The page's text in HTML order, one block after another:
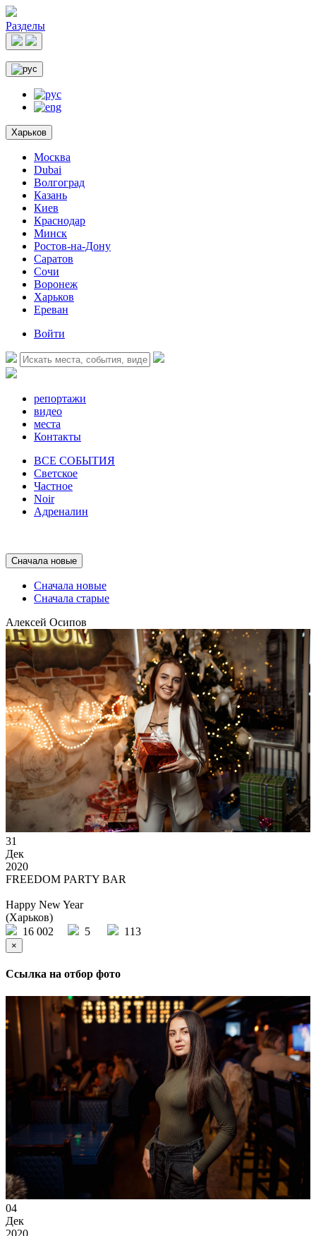
Разделы
Харьков
Москва
Dubai
Волгоград
Казань
Киев
Краснодар
Минск
Ростов-на-Дону
Саратов
Сочи
Воронеж
Харьков
Ереван
Войти
репортажи
видео
места
Контакты
ВСЕ СОБЫТИЯ
Светское
Частное
Noir
Адреналин
Сначала новые
Сначала новые
Сначала старые
Алексей Осипов
31
Дек
2020
FREEDOM PARTY BAR
Happy New Year
(Харьков)
16 002
5 113
×
Ссылка на отбор фото
04
Дек
2020